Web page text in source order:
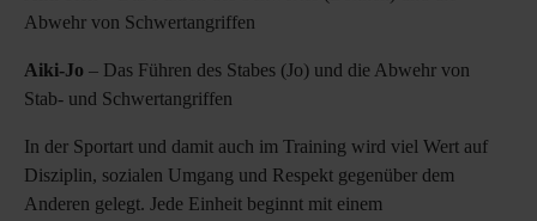
Abwehr von Schwertangriffen
Aiki-Jo – Das Führen des Stabes (Jo) und die Abwehr von
Stab- und Schwertangriffen
In der Sportart und damit auch im Training wird viel Wert auf
Disziplin, sozialen Umgang und Respekt gegenüber dem
Anderen gelegt. Jede Einheit beginnt mit einem